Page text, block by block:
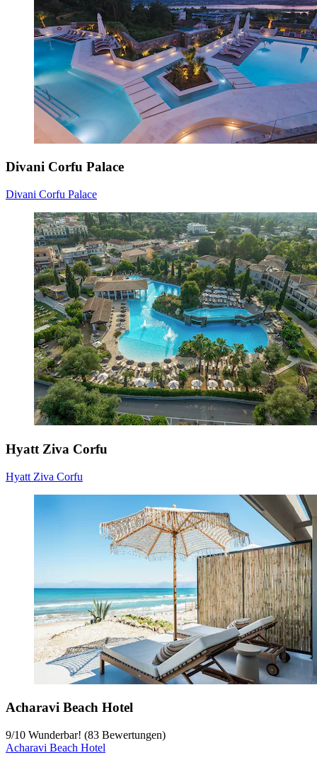
Divani Corfu Palace
Divani Corfu Palace
Hyatt Ziva Corfu
Hyatt Ziva Corfu
Acharavi Beach Hotel
9/10 Wunderbar! (83 Bewertungen)
Acharavi Beach Hotel